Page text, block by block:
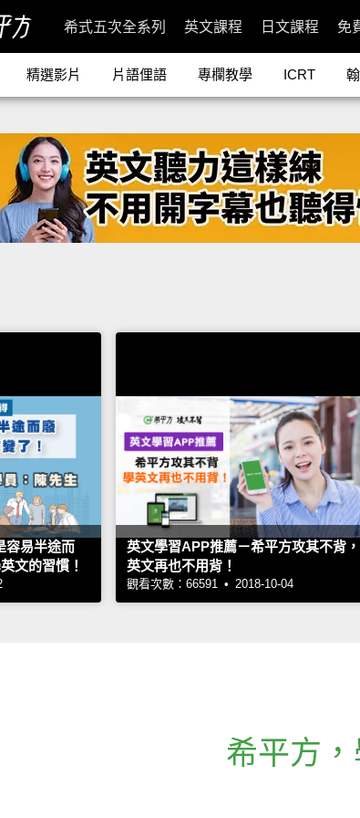
希式五次全系列 英文課程 日文課程 免
精選影片 片語俚語 專欄教學 ICRT
容易半途而
文的習慣！
英文學習APP推薦－希平方攻其不背
英文再也不用背！
觀看次數：66591 • 2018-10-04
希平方 ，